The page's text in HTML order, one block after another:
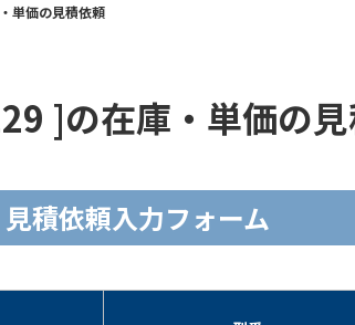
単価の見積依頼
]の在庫・単価の
積依頼入力フォーム